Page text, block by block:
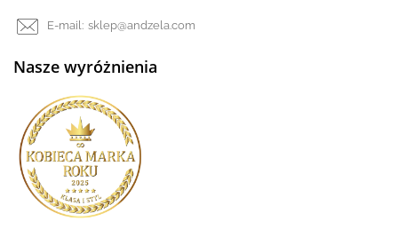
E-mail: sklep@andzela.com
Nasze wyróżnienia